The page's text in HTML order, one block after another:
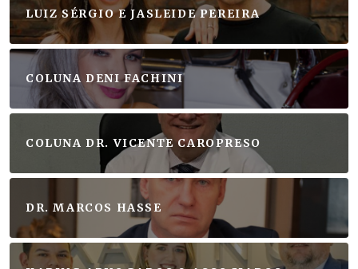
LUIZ SÉRGIO E JASLEIDE PEREIRA
COLUNA DENI FACHINI
COLUNA DR. VICENTE CAROPRESO
DR. MARCOS HASSE